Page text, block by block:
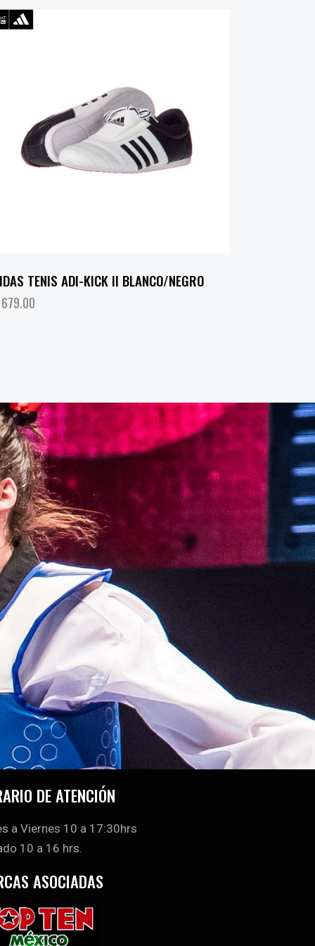
TENIS ADI-KICK II BLANCO/NEGRO
DE ATENCIÓN
a Viernes 10 a 17:30hrs
10 a 16 hrs.
ASOCIADAS